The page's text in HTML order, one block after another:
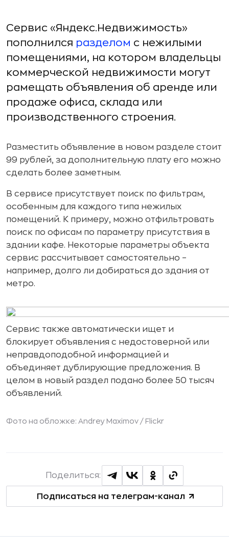
Сервис «Яндекс.Недвижимость»
пополнился разделом с нежилыми
помещениями, на котором владельцы
коммерческой недвижимости могут
рамещать объявления об аренде или
продаже офиса, склада или
производственного строения.
Разместить объявление в новом разделе стоит
99 рублей, за дополнительную плату его можно
сделать более заметным.
В сервисе присутствует поиск по фильтрам,
особенным для каждого типа нежилых
помещений. К примеру, можно отфильтровать
поиск по офисам по параметру присутствия в
здании кафе. Некоторые параметры объекта
сервис рассчитывает самостоятельно –
например, долго ли добираться до здания от
метро.
Сервис также автоматически ищет и
блокирует объявления с недостоверной или
неправдоподобной информацией и
объединяет дублирующие предложения. В
целом в новый раздел подано более 50 тысяч
объявлений.
Фото на обложке: Andrey Maximov / Flickr
Подписаться на телеграм-канал
Поделиться: